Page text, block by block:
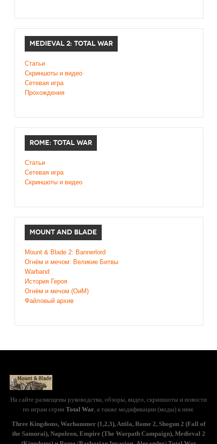
MEDIEVAL 2: TOTAL WAR
Статьи
Скриншоты и видео
Сетевая игра
Прохождения
ROME: TOTAL WAR
Статьи
Сетевая игра
Скриншоты и видео
MOUNT AND BLADE
Mount & Blade 2: Bannerlord
Огнём и мечом: Великие Битвы
Warband
История Героя
Огнём и мечом (ОиМ)
Файловый архив
На сайте размещены руководства, обзоры, видео, скриншоты и новости
по играм серии Total War, а также модификации (моды) к ним.
Three Kingdoms, Warhammer (1,2,3), Attila, Rome 2, Shogun 2 (Fall of
the Samurai), Napoleon, Empire (The Warpath Campaign), Medieval 2